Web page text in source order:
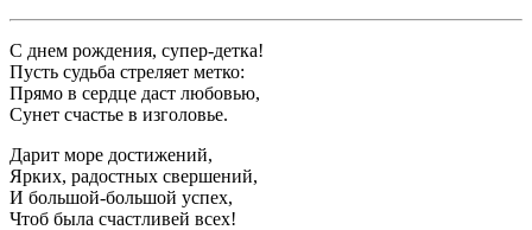
С днем рождения, супер-детка!
Пусть судьба стреляет метко:
Прямо в сердце даст любовью,
Сунет счастье в изголовье.
Дарит море достижений,
Ярких, радостных свершений,
И большой-большой успех,
Чтоб была счастливей всех!